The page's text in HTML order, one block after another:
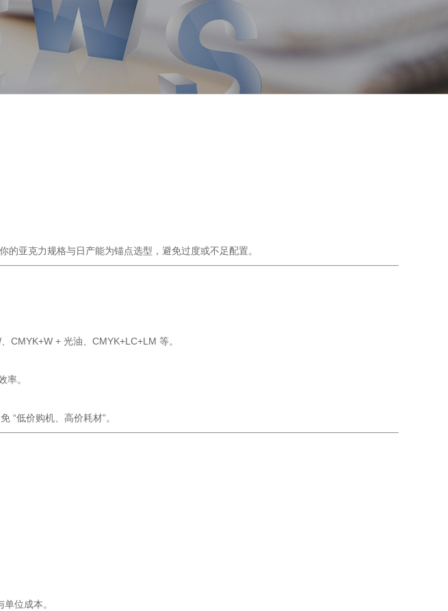
亚克力规格与日产能为锚点选型，避免过度或不足配置。
CMYK+W + 光油、CMYK+LC+LM 等。
率。
“低价购机、高价耗材”。
位成本。